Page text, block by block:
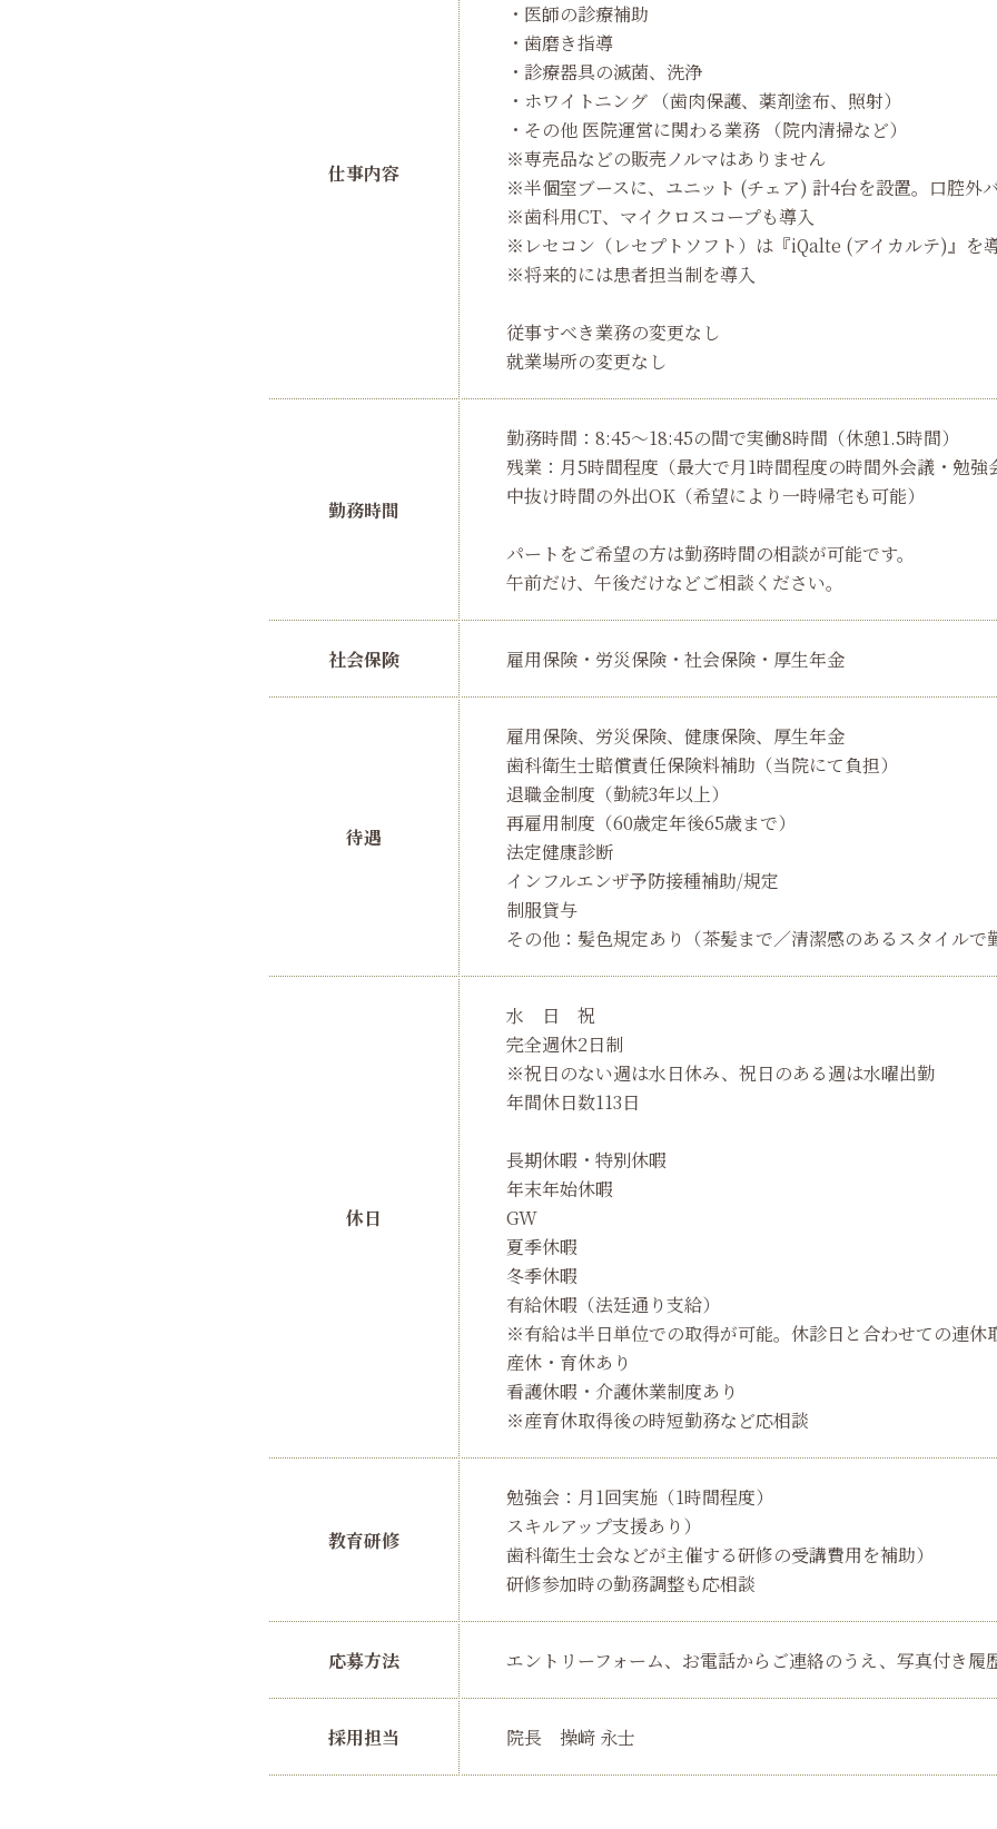
仕事内容
・医師の診療補助
・歯磨き指導
・診療器具の滅菌、洗浄
・ホワイトニング （歯肉保護、薬剤塗布、照射）
・その他 医院運営に関わる業務 （院内清掃など）
※専売品などの販売ノルマはありません
※半個室ブースに、ユニット (チェア) 計4台を設置。口腔外
※歯科用CT、マイクロスコープも導入
※レセコン（レセプトソフト）は『iQalte (アイカルテ)』を
※将来的には患者担当制を導入
従事すべき業務の変更なし
就業場所の変更なし
勤務時間
勤務時間：8:45～18:45の間で実働8時間（休憩1.5時間）
残業：月5時間程度（最大で月1時間程度の時間外会議・勉強
中抜け時間の外出OK（希望により一時帰宅も可能）
パートをご希望の方は勤務時間の相談が可能です。
午前だけ、午後だけなどご相談ください。
社会保険 雇用保険・労災保険・社会保険・厚生年金
待遇
雇用保険、労災保険、健康保険、厚生年金
歯科衛生士賠償責任保険料補助（当院にて負担）
退職金制度（勤続3年以上）
再雇用制度（60歳定年後65歳まで）
法定健康診断
インフルエンザ予防接種補助/規定
制服貸与
その他：髪色規定あり（茶髪まで／清潔感のあるスタイルで
休日
水 日 祝
完全週休2日制
※祝日のない週は水日休み、祝日のある週は水曜出勤
年間休日数113日
長期休暇・特別休暇
年末年始休暇
GW
夏季休暇
冬季休暇
有給休暇（法廷通り支給）
※有給は半日単位での取得が可能。休診日と合わせての連休
産休・育休あり
看護休暇・介護休業制度あり
※産育休取得後の時短勤務など応相談
教育研修
勉強会：月1回実施（1時間程度）
スキルアップ支援あり）
歯科衛生士会などが主催する研修の受講費用を補助）
研修参加時の勤務調整も応相談
応募方法 エントリーフォーム、お電話からご連絡のうえ、写真付き履
採用担当 院長 操﨑 永士